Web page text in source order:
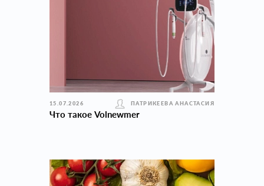
15.07.2026 ПАТРИКЕЕВА АНАСТАСИЯ
Что такое Volnewmer